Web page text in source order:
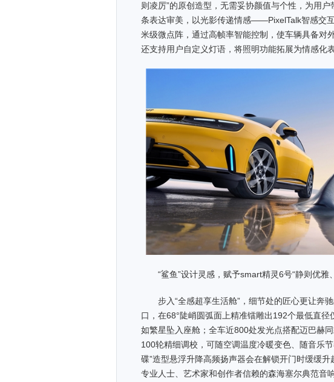
则凌厉”的原创造型，无需妥协颜值与个性，为用
条表达审美，以光影传递情感——PixelTalk智感交
米级微点阵，通过高帧率智能控制，使车辆具备对
还支持用户自定义灯语，将照明功能拓展为情感化表
“鲨鱼”设计灵感，赋予smart精灵6号“静则优雅
步入“全感超享生活舱”，细节处的匠心更让奔
口，在68°陡峭圆弧面上精准镭雕出192个最低直径
如繁星坠入座舱；全车近800处发光点搭配迈巴赫
100轮精细调校，可随空调温度冷暖变色、随音乐
碟”造型悬浮升降高频扬声器会在解锁开门时缓缓
专业人士、艺术家和创作者信赖的森海塞尔典范音